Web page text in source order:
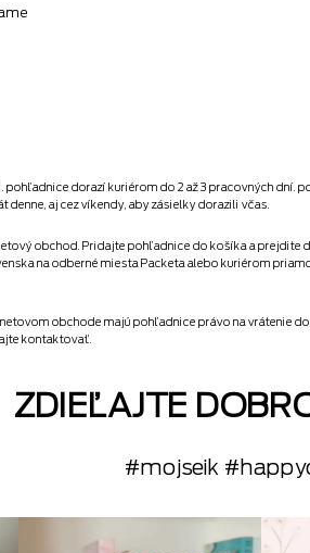
dorazí kuriérom do 2 až 3 pracovných dní.
aj cez víkendy, aby zásielky dorazili včas.
obchod. Pridajte pohľadnice do košíka a prejdite
na odberné miesta Packeta alebo kuriérom
obchode majú pohľadnice právo na vrátenie
kontaktovať.
ZDIEĽAJTE
#mojseik